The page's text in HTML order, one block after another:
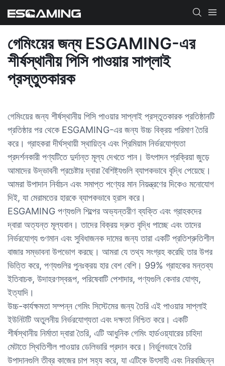
গেমিংয়ের জন্য ESGAMING-এর
শীর্ষস্থানীয় পিসি পাওয়ার সাপ্লাই
প্রস্তুতকারক
গেমিংয়ের জন্য শীর্ষস্থানীয় পিসি পাওয়ার সাপ্লাই প্রস্তুতকারক প্রতিষ্ঠানটি
প্রতিষ্ঠার পর থেকে ESGAMING-এর জন্য উচ্চ বিক্রয় পরিমাণ তৈরি
করে। গ্রাহকরা দীর্ঘস্থায়ী স্থায়িত্ব এবং প্রিমিয়াম নির্ভরযোগ্যতা
প্রদর্শনকারী পণ্যটিতে দুর্দান্ত মূল্য দেখতে পান। উৎপাদন প্রক্রিয়া জুড়ে
আমাদের উদ্ভাবনী প্রচেষ্টার দ্বারা বৈশিষ্ট্যগুলি ব্যাপকভাবে বৃদ্ধি পেয়েছে।
আমরা উপাদান নির্বাচন এবং সমাপ্ত পণ্যের মান নিয়ন্ত্রণের দিকেও মনোযোগ
দিই, যা মেরামতের হারকে ব্যাপকভাবে হ্রাস করে।
ESGAMING পণ্যগুলি শিল্পের অভ্যন্তরীণ ব্যক্তি এবং গ্রাহকদের
দ্বারা অত্যন্ত মূল্যবান। তাদের বিক্রয় দ্রুত বৃদ্ধি পাচ্ছে এবং তাদের
নির্ভরযোগ্য গুণমান এবং সুবিধাজনক দামের জন্য তারা একটি প্রতিশ্রুতিশীল
বাজার সম্ভাবনা উপভোগ করছে। আমরা যে তথ্য সংগ্রহ করেছি তার উপর
ভিত্তি করে, পণ্যগুলির পুনঃক্রয় হার বেশ বেশি। 99% গ্রাহকের মন্তব্য
ইতিবাচক, উদাহরণস্বরূপ, পরিষেবাটি পেশাদার, পণ্যগুলি কেনার যোগ্য,
ইত্যাদি।
উচ্চ-কার্যক্ষমতা সম্পন্ন গেমিং সিস্টেমের জন্য তৈরি এই পাওয়ার সাপ্লাই
ইউনিটটি অতুলনীয় নির্ভরযোগ্যতা এবং দক্ষতা নিশ্চিত করে। একটি
শীর্ষস্থানীয় নির্মাতা দ্বারা তৈরি, এটি আধুনিক গেমিং হার্ডওয়্যারের চাহিদা
মেটাতে স্থিতিশীল পাওয়ার ডেলিভারি প্রদান করে। নির্ভুলভাবে তৈরি
উপাদানগুলি তীব্র কাজের চাপ সহ্য করে, যা এটিকে উৎসাহী এবং নিরবচ্ছিন্ন